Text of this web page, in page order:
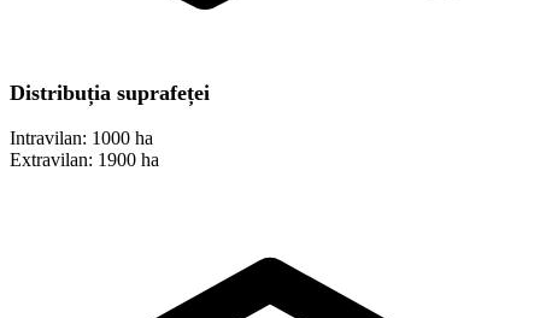
Distribuția suprafeței
Intravilan: 1000 ha
Extravilan: 1900 ha